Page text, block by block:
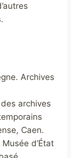
Archives
archives
Caen.
Musée d’État